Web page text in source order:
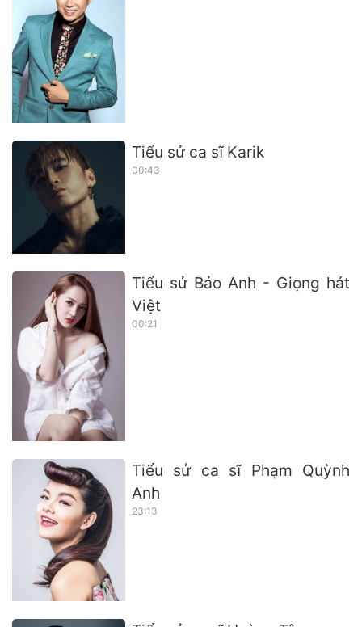
Tiểu sử ca sĩ Karik
00:43
Tiểu sử Bảo Anh - Giọng hát
Việt
00:21
Tiểu sử ca sĩ Phạm Quỳnh
Anh
23:13